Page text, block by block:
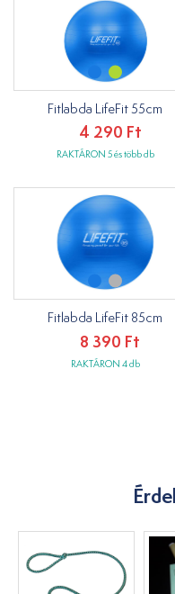
Fitlabda LifeFit 55cm
4 290 Ft
RAKTÁRON 5 és több db
Fitlabda LifeFit 85cm
8 390 Ft
RAKTÁRON 4 db